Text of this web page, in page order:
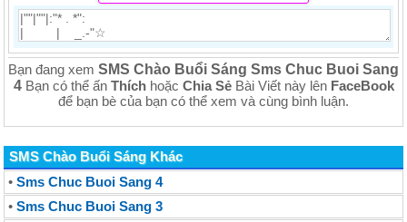
Bạn đang xem SMS Chào Buổi Sáng Sms Chuc Buoi Sang
4Bạn có thể ấn Thíchhoặc Chia SẻBài Viết này lên FaceBook
để bạn bè của bạn có thể xem và cùng bình luận.
SMS Chào Buổi Sáng Khác
• Sms Chuc Buoi Sang 4
• Sms Chuc Buoi Sang 3